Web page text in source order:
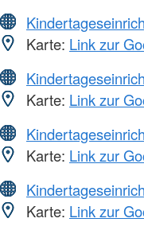
Karte: Link zur
Karte: Link zur
Karte: Link zur
Karte: Link zur